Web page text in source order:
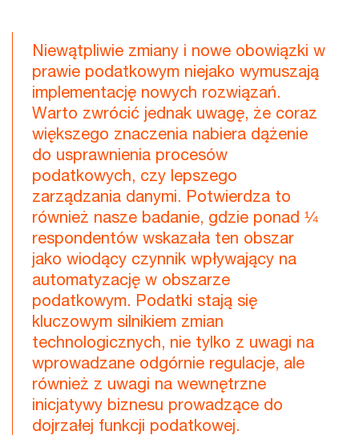
Niewątpliwie zmiany i nowe obowiązki w
prawie podatkowym niejako wymuszają
implementację nowych rozwiązań.
Warto zwrócić jednak uwagę, że coraz
większego znaczenia nabiera dążenie
do usprawnienia procesów
podatkowych, czy lepszego
zarządzania danymi. Potwierdza to
również nasze badanie, gdzie ponad ¼
respondentów wskazała ten obszar
jako wiodący czynnik wpływający na
automatyzację w obszarze
podatkowym. Podatki stają się
kluczowym silnikiem zmian
technologicznych, nie tylko z uwagi na
wprowadzane odgórnie regulacje, ale
również z uwagi na wewnętrzne
inicjatywy biznesu prowadzące do
dojrzałej funkcji podatkowej.